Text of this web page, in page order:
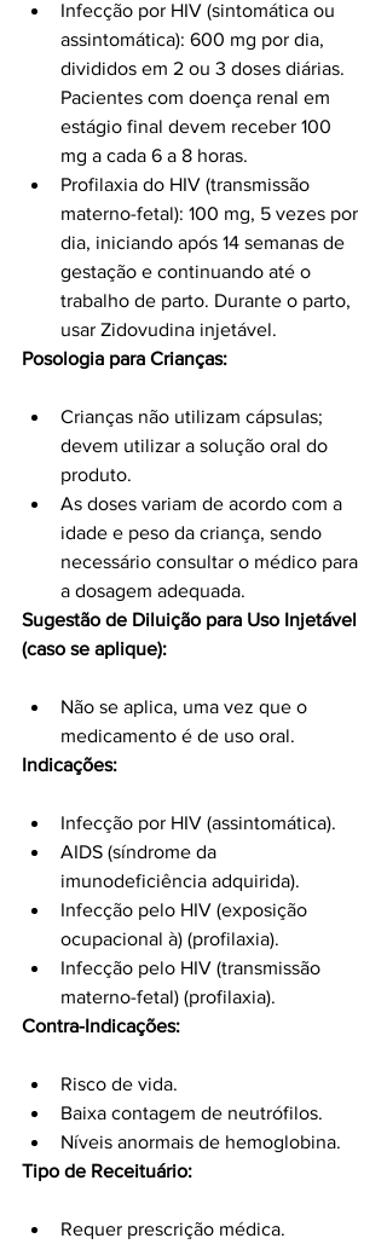
Infecção por HIV (sintomática ou
assintomática): 600 mg por dia,
divididos em 2 ou 3 doses diárias.
Pacientes com doença renal em
estágio final devem receber 100
mg a cada 6 a 8 horas.
Profilaxia do HIV (transmissão
materno-fetal): 100 mg, 5 vezes por
dia, iniciando após 14 semanas de
gestação e continuando até o
trabalho de parto. Durante o parto,
usar Zidovudina injetável.
Posologia para Crianças:
Crianças não utilizam cápsulas;
devem utilizar a solução oral do
produto.
As doses variam de acordo com a
idade e peso da criança, sendo
necessário consultar o médico para
a dosagem adequada.
Sugestão de Diluição para Uso Injetável
(caso se aplique):
Não se aplica, uma vez que o
medicamento é de uso oral.
Indicações:
Infecção por HIV (assintomática).
AIDS (síndrome da
imunodeficiência adquirida).
Infecção pelo HIV (exposição
ocupacional à) (profilaxia).
Infecção pelo HIV (transmissão
materno-fetal) (profilaxia).
Contra-Indicações:
Risco de vida.
Baixa contagem de neutrófilos.
Níveis anormais de hemoglobina.
Tipo de Receituário:
Requer prescrição médica.